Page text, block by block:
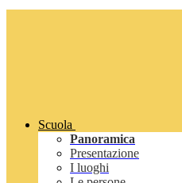
Scuola
Panoramica
Presentazione
I luoghi